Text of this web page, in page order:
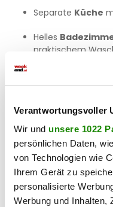
Verantwortungsvoller
Wir und unsere 1022
persönlichen Daten,
von Technologien wie
Ihrem Gerät zu
personalisierte
Werbung und Inhalten,
Separate Küche
Helles
praktischem
Die Wohnung wurde in
modernisiert. Ca. 2010
wohlfühlen, ohne an
müssen.
Komfort, der